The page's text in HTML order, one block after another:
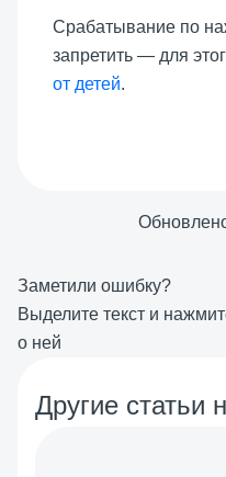
Срабатывание по
запретить — для
от детей.
Заметили ошибку?
Выделите текст и
о ней
Другие статьи